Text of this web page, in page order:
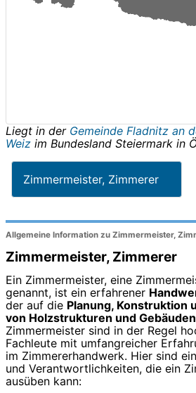
Liegt in der Gemeinde Fladnitz an
Weiz im Bundesland Steiermark in
Zimmermeister, Zimmerer
Allgemeine Information zu Zimmermeister,
Zimmermeister, Zimmerer
Ein Zimmermeister, eine
genannt, ist ein erfahrener
der auf die Planung, Konstruktion
von Holzstrukturen und Gebäuden
Zimmermeister sind in der Regel
Fachleute mit umfangreicher
im Zimmererhandwerk. Hier sind
und Verantwortlichkeiten, die ein
ausüben kann: